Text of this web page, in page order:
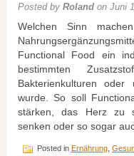
Posted by Roland on Juni
Welchen Sinn
Functional Food ein
bestimmten
Bakterienkulturen oder
wurde. So soll
stärken, das Herz zu
senken oder so sogar
Posted in Ernährung